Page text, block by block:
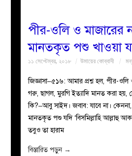
পীর-ওলি ও মাজারের
মানতকৃত পশু খাওয়া
১১ সেপ্টেম্বর, ২০১৮ উমায়ের কোব্বাদী
জিজ্ঞাসা–৫১৬: আমার প্রশ্ন হল, পীর-
গরু, ছাগল, মুরগি ইত্যাদি মানত করা হয়,
কি?–আবু সাইদ। জবাব: যাবে না। কেননা,
মানতকৃত পশু যদি ‘বিসমিল্লাহি আল্লাহু
তবুও তা হারাম
বিস্তারিত পড়ুন →